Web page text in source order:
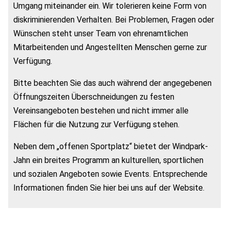
Umgang miteinander ein. Wir tolerieren keine Form von
diskriminierenden Verhalten. Bei Problemen, Fragen oder
Wünschen steht unser Team von ehrenamtlichen
Mitarbeitenden und Angestellten Menschen gerne zur
Verfügung.
Bitte beachten Sie das auch während der angegebenen
Öffnungszeiten Überschneidungen zu festen
Vereinsangeboten bestehen und nicht immer alle
Flächen für die Nutzung zur Verfügung stehen.
Neben dem „offenen Sportplatz“ bietet der Windpark-
Jahn ein breites Programm an kulturellen, sportlichen
und sozialen Angeboten sowie Events. Entsprechende
Informationen finden Sie hier bei uns auf der Website.